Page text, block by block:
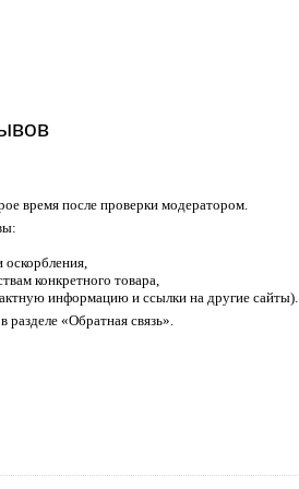
время после проверки модератором.
конкретного товара,
информацию и ссылки на другие сайты).
«Обратная связь».